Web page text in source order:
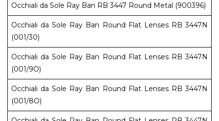
Occhiali da Sole Ray Ban RB 3447 Round Metal (900396)
Occhiali da Sole Ray Ban Round Flat Lenses RB 3447N
(001/30)
Occhiali da Sole Ray Ban Round Flat Lenses RB 3447N
(001/9O)
Occhiali da Sole Ray Ban Round Flat Lenses RB 3447N
(001/8O)